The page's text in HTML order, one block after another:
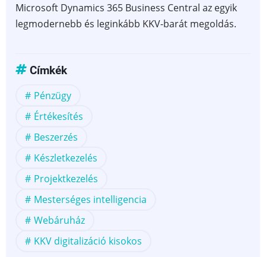
Microsoft Dynamics 365 Business Central az egyik
legmodernebb és leginkább KKV-barát megoldás.
Címkék
Pénzügy
Értékesítés
Beszerzés
Készletkezelés
Projektkezelés
Mesterséges intelligencia
Webáruház
KKV digitalizáció kisokos